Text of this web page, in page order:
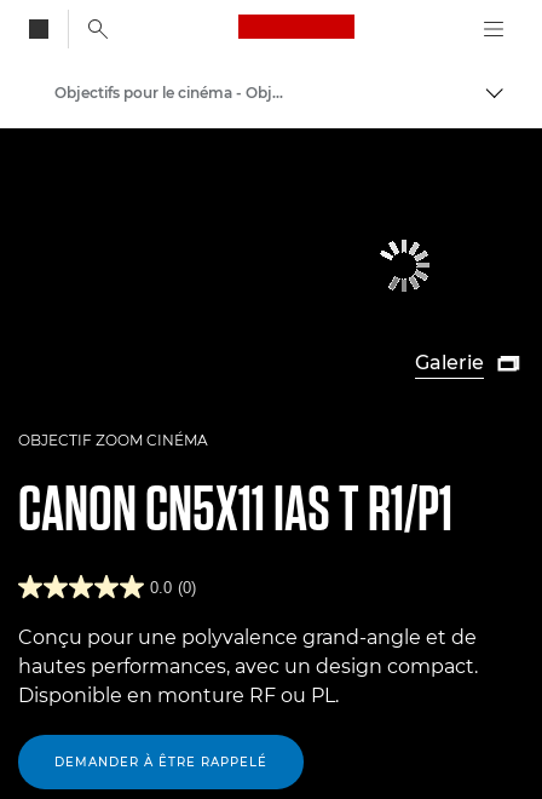
Canon Logo, back
Objectifs pour le cinéma - Objectifs 4K
Galerie 
OBJECTIF ZOOM CINÉMA
CANONCN5X11 IAS T R1/P1
0.0 (0)
Conçu pour une polyvalence grand-angle et de
hautes performances, avec un design compact.
Disponible en monture RF ou PL.
DEMANDER À ÊTRE RAPPELÉ